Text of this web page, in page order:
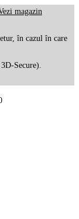
magazin
în cazul în care
Secure).